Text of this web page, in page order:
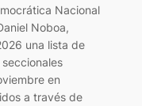
Nacional
Noboa,
una lista de
en
a través de